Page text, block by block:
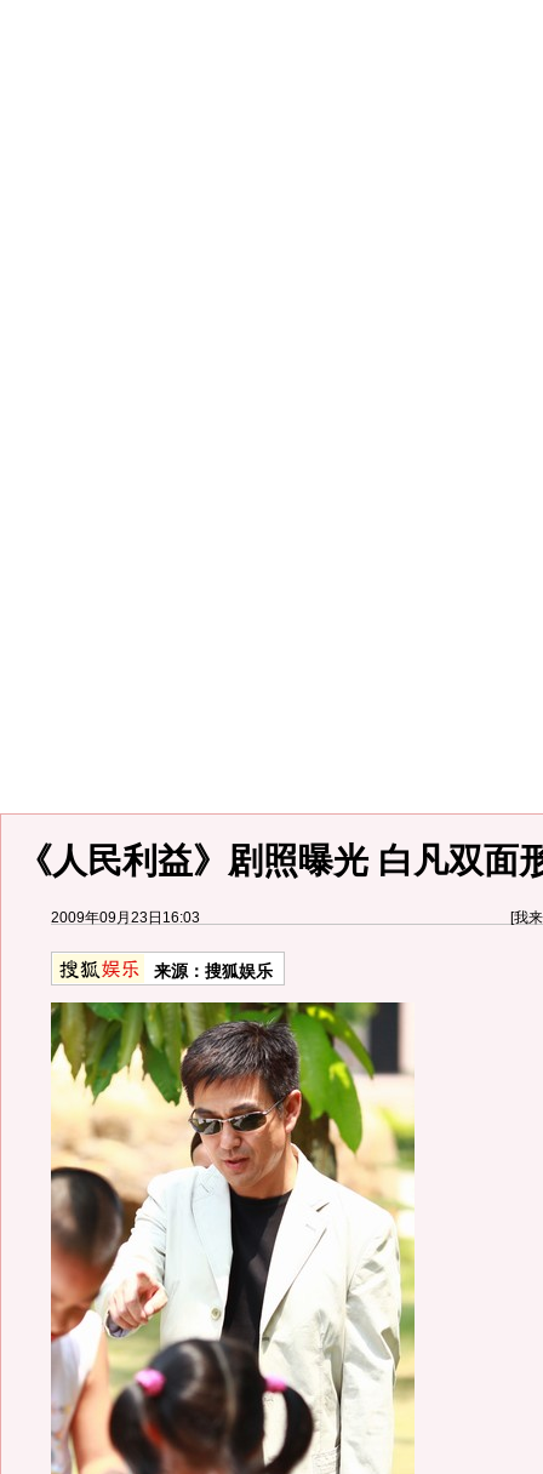
《人民利益》剧照曝光 白凡双面
2009年09月23日16:03 [我
来源： 搜狐娱乐